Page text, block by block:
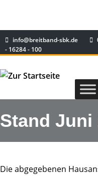
info@breitband-sbk.de
- 16284 - 100
Stand Juni
Die abgegebenen